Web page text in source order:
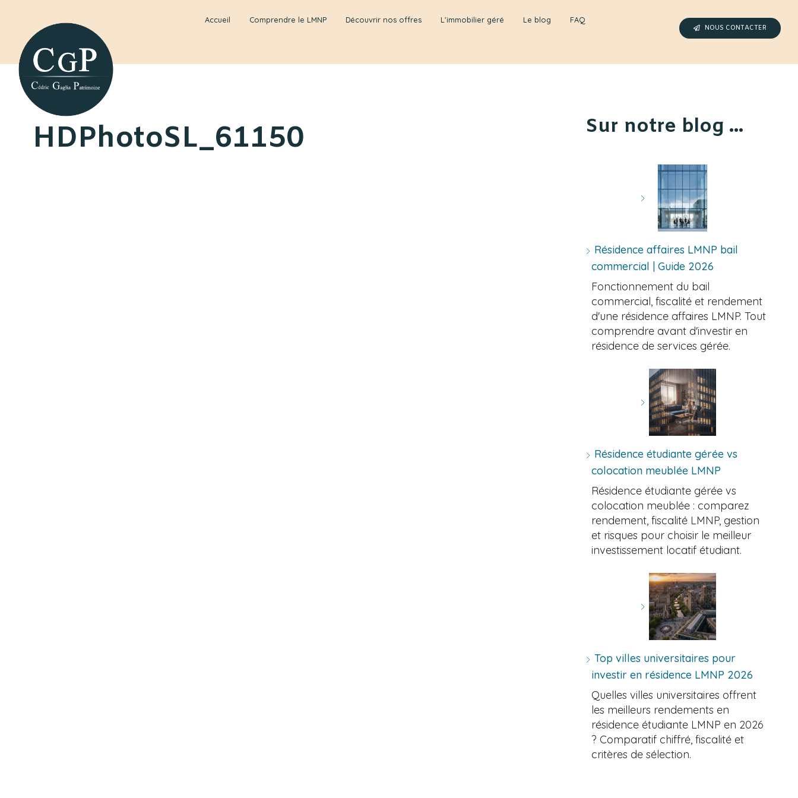
Accueil Comprendre le LMNP Découvrir nos offres L'immobilier géré Le blog FAQ
NOUS CONTACTER
HDPhotoSL_61150 Sur notre blog ...
Résidence affaires LMNP bail
commercial | Guide 2026
Fonctionnement du bail
commercial, fiscalité et rendement
d'une résidence affaires LMNP. Tout
comprendre avant d'investir en
résidence de services gérée.
Résidence étudiante gérée vs
colocation meublée LMNP
Résidence étudiante gérée vs
colocation meublée : comparez
rendement, fiscalité LMNP, gestion
et risques pour choisir le meilleur
investissement locatif étudiant.
Top villes universitaires pour
investir en résidence LMNP 2026
Quelles villes universitaires offrent
les meilleurs rendements en
résidence étudiante LMNP en 2026
? Comparatif chiffré, fiscalité et
critères de sélection.